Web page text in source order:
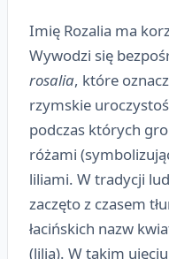
Imię Rozalia ma
Wywodzi się
rosalia, które
rzymskie
podczas których
różami
liliami. W tradycji
zaczęto z czasem
łacińskich nazw
(lilia). W takim